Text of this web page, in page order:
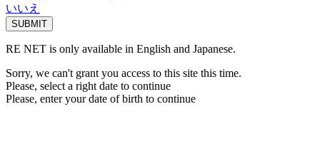
いいえ
RE NET is only available in English and Japanese.
Sorry, we can't grant you access to this site this time.
Please, select a right date to continue
Please, enter your date of birth to continue